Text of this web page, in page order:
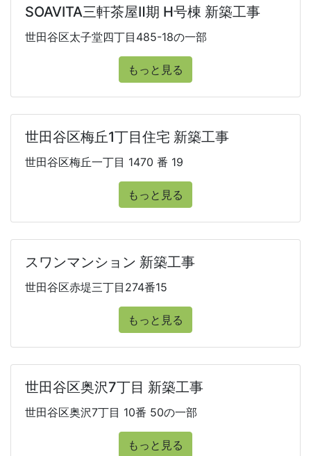
SOAVITA三軒茶屋Ⅱ期 H号棟 新築工事
世田谷区太子堂四丁目485-18の一部
もっと見る
世田谷区梅丘1丁目住宅 新築工事
世田谷区梅丘一丁目 1470 番 19
もっと見る
スワンマンション 新築工事
世田谷区赤堤三丁目274番15
もっと見る
世田谷区奥沢7丁目 新築工事
世田谷区奥沢7丁目 10番 50の一部
もっと見る